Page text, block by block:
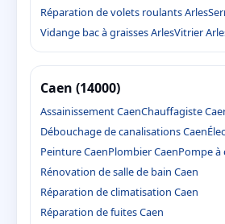
Réparation de volets roulants Arles
Vidange bac à graisses ArlesVitrier
Caen (14000)
Assainissement CaenChauffagiste
Débouchage de canalisations Caen
Peinture CaenPlombier CaenPompe à
Rénovation de salle de bain Caen
Réparation de climatisation Caen
Réparation de fuites Caen